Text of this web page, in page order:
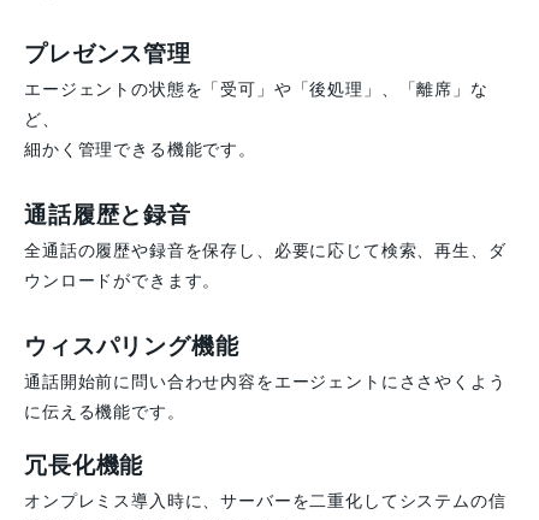
プレゼンス管理
エージェントの状態を「受可」や「後処理」、「離席」な
ど、
細かく管理できる機能です。
通話履歴と録音
全通話の履歴や録音を保存し、必要に応じて検索、再生、ダ
ウンロードができます。
ウィスパリング機能
通話開始前に問い合わせ内容をエージェントにささやくよう
に伝える機能です。
冗長化機能
オンプレミス導入時に、サーバーを二重化してシステムの信